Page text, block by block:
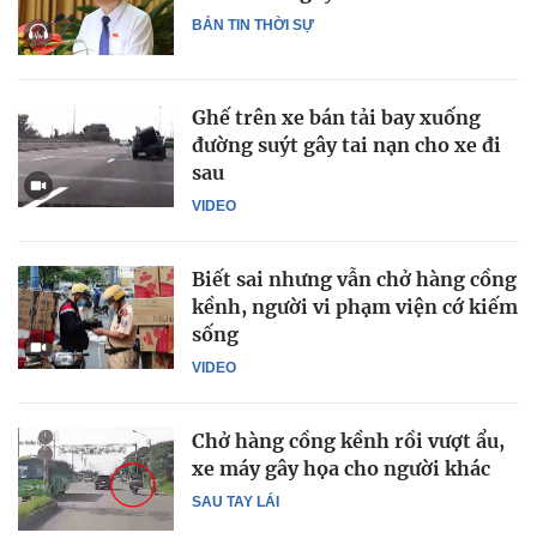
BẢN TIN THỜI SỰ
VIDEO
Ghế trên xe bán tải bay xuống
đường suýt gây tai nạn cho xe đi
sau
VIDEO
Biết sai nhưng vẫn chở hàng cồng
kềnh, người vi phạm viện cớ kiếm
sống
SAU TAY LÁI
Chở hàng cồng kềnh rồi vượt ẩu,
xe máy gây họa cho người khác